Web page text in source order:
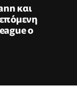
και
ο